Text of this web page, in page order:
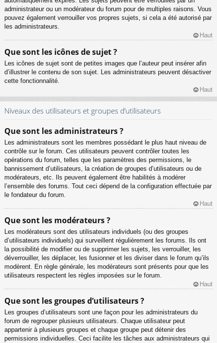
administrateur ou un modérateur du forum pour de multiples raisons. Vous
pouvez également verrouiller vos propres sujets, si cela a été autorisé par
les administrateurs.
Haut
Que sont les icônes de sujet ?
Les icônes de sujet sont de petites images que l’auteur peut insérer afin
d’illustrer le contenu de son sujet. Les administrateurs peuvent désactiver
cette fonctionnalité.
Haut
Niveaux des utilisateurs et groupes d’utilisateurs
Que sont les administrateurs ?
Les administrateurs sont les membres possédant le plus haut niveau de
contrôle sur le forum. Ces utilisateurs peuvent contrôler toutes les
opérations du forum, telles que les paramètres des permissions, le
bannissement d’utilisateurs, la création de groupes d’utilisateurs ou de
modérateurs, etc. Ils peuvent également être habilités à modérer
l’ensemble des forums. Tout ceci dépend de la configuration effectuée par
le fondateur du forum.
Haut
Que sont les modérateurs ?
Les modérateurs sont des utilisateurs individuels (ou des groupes
d’utilisateurs individuels) qui surveillent régulièrement les forums. Ils ont
la possibilité de modifier ou de supprimer les sujets, les verrouiller, les
déverrouiller, les déplacer, les fusionner et les diviser dans le forum qu’ils
modèrent. En règle générale, les modérateurs sont présents pour que les
utilisateurs respectent les règles imposées sur le forum.
Haut
Que sont les groupes d’utilisateurs ?
Les groupes d’utilisateurs sont une façon pour les administrateurs du
forum de regrouper plusieurs utilisateurs. Chaque utilisateur peut
appartenir à plusieurs groupes et chaque groupe peut détenir des
permissions individuelles. Ceci facilite les tâches aux administrateurs qui